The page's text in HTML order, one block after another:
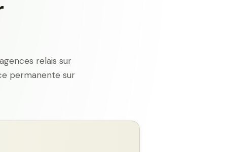
relais sur
permanente sur